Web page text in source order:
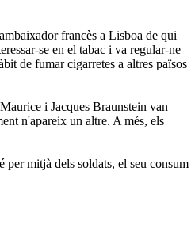
francès a Lisboa de qui
se en el tabac i va regular-ne
de fumar cigarretes a altres països
i Jacques Braunstein van
n'apareix un altre. A més, els
per mitjà dels soldats, el seu consum